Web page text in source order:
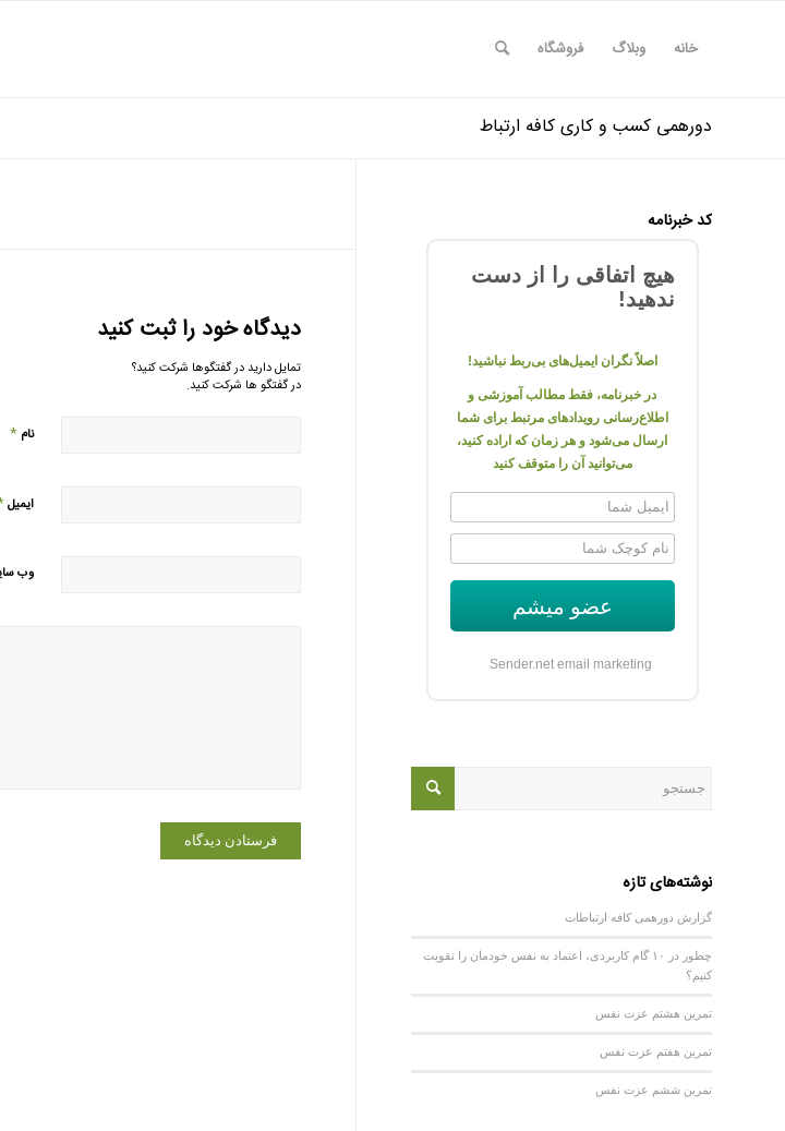
خانه وبلاگ فروشگاه
دورهمی کسب و کاری کافه ارتباط
دیدگاه خود را ثبت کنید
تمایل دارید در گفتگوها شرکت کنید؟
در گفتگو ها شرکت کنید.
نام *
ایمیل
وب‌
کد خبرنامه
هیچ اتفاقی را از دست
ندهید!
اصلاً نگران ایمیل‌های بی‌ربط نباشید!
در خبرنامه، فقط مطالب آموزشی و
اطلاع‌رسانی رویدادهای مرتبط برای شما
ارسال می‌شود و هر زمان که اراده کنید،
می‌توانید آن را متوقف کنید
عضو میشم
Sender.net email marketing
نوشته‌های تازه
گزارش دورهمی کافه ارتباطات
چطور در ۱۰ گام کاربردی، اعتماد به نفس خودمان را تقویت
کنیم؟
تمرین هشتم عزت نفس
تمرین هفتم عزت نفس
تمرین ششم عزت نفس